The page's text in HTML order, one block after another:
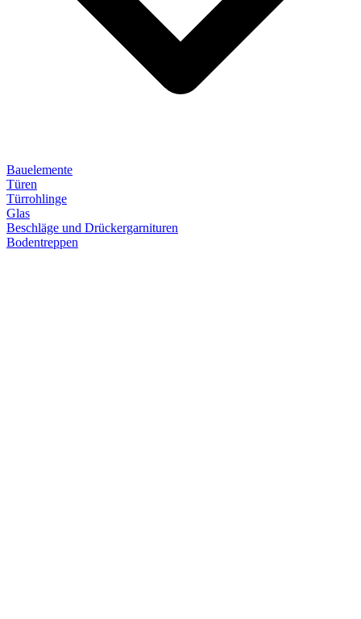
Bauelemente
Türen
Türrohlinge
Glas
Beschläge und Drückergarnituren
Bodentreppen